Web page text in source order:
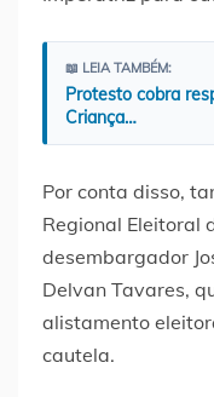
📖 LEIA TAMBÉM:
Protesto cobra
Criança…
Por conta disso,
Regional Eleitoral
desembargador
Delvan Tavares,
alistamento
cautela.